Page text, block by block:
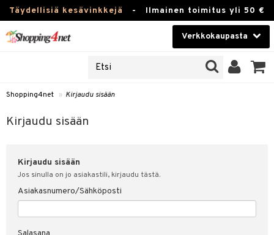
Täydellisiä kesävinkkejä - Ilmainen toimitus yli 50 €
Verkkokaupasta
Piilolinssit
Luontaistuotteet
Fitness
Koti & Sisustus
Lelut, Lapsi & Vauva
Shopping4net » Kirjaudu sisään
Kirjaudu sisään
Kirjaudu sisään
Jos sinulla on jo asiakastili, kirjaudu tästä.
Asiakasnumero/Sähköposti
sisään
& vastauksia